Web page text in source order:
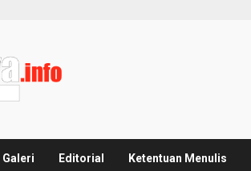
Galeri Editorial Ketentuan Menulis